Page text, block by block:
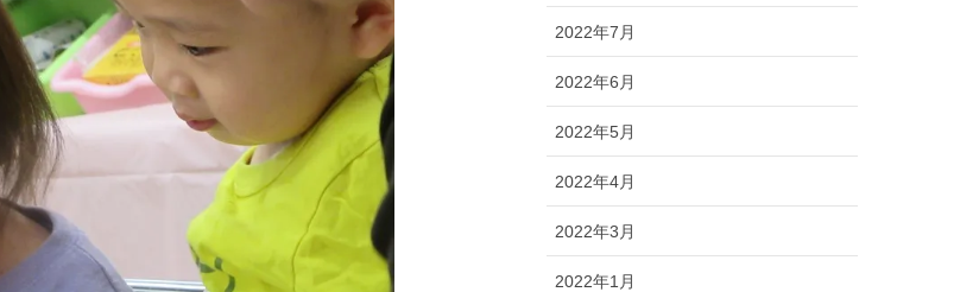
2022年7月
2022年6月
2022年5月
2022年4月
2022年3月
2022年1月